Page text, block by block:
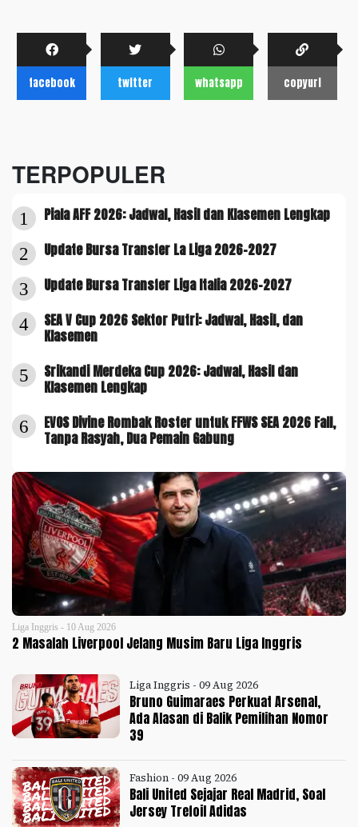
facebook twitter whatsapp copyurl
TERPOPULER
1 Piala AFF 2026: Jadwal, Hasil dan Klasemen Lengkap
2 Update Bursa Transfer La Liga 2026-2027
3 Update Bursa Transfer Liga Italia 2026-2027
4
SEA V Cup 2026 Sektor Putri: Jadwal, Hasil, dan
Klasemen
5
Srikandi Merdeka Cup 2026: Jadwal, Hasil dan
Klasemen Lengkap
6
EVOS Divine Rombak Roster untuk FFWS SEA 2026 Fall,
Tanpa Rasyah, Dua Pemain Gabung
Liga Inggris - 10 Aug 2026
2 Masalah Liverpool Jelang Musim Baru Liga Inggris
Liga Inggris - 09 Aug 2026
Bruno Guimaraes Perkuat Arsenal,
Ada Alasan di Balik Pemilihan Nomor
39
Fashion - 09 Aug 2026
Bali United Sejajar Real Madrid, Soal
Jersey Trefoil Adidas